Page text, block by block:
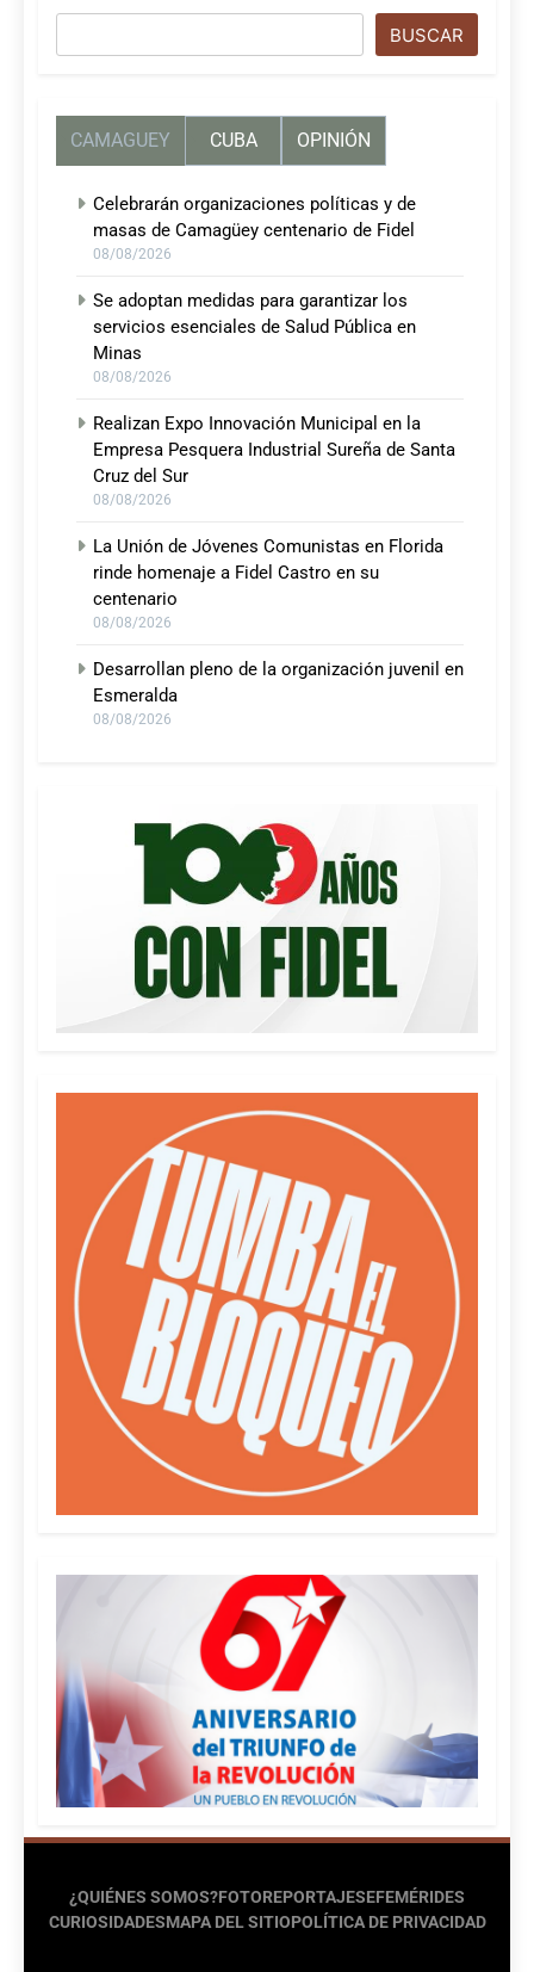
BUSCAR
CAMAGUEY CUBA OPINIÓN
Celebrarán organizaciones políticas y de
masas de Camagüey centenario de Fidel
08/08/2026
Se adoptan medidas para garantizar los
servicios esenciales de Salud Pública en
Minas
08/08/2026
Realizan Expo Innovación Municipal en la
Empresa Pesquera Industrial Sureña de Santa
Cruz del Sur
08/08/2026
La Unión de Jóvenes Comunistas en Florida
rinde homenaje a Fidel Castro en su
centenario
08/08/2026
Desarrollan pleno de la organización juvenil en
Esmeralda
08/08/2026
¿QUIÉNES SOMOS?FOTOREPORTAJESEFEMÉRIDES
CURIOSIDADESMAPA DEL SITIOPOLÍTICA DE PRIVACIDAD